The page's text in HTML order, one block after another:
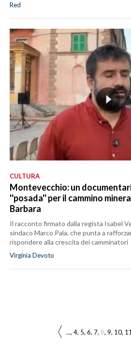
Red
CULTURA
Montevecchio: un
''posada'' per il cammino
Barbara
Il racconto firmato dalla regista Isabel
sindaco Marco Pala, che punta a
rispondere alla crescita dei camminatori
Virginia Devoto
... 4 5 6 7 8 9 10 11